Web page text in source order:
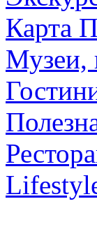
Карта
Музеи,